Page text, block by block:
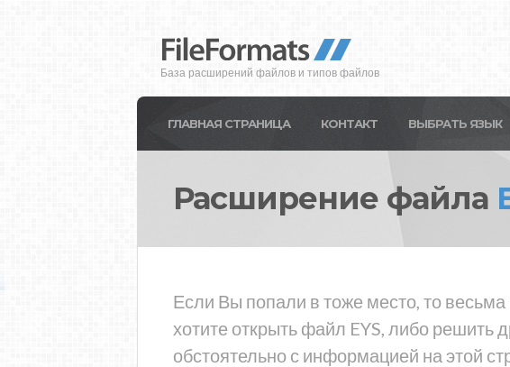
База расширений файлов и типов файлов
ГЛАВНАЯ СТРАНИЦА КОНТАКТ ВЫБРАТЬ ЯЗЫК
Расширение файла
Если Вы попали в тоже место, то
хотите открыть файл EYS, либо решить
обстоятельно с информацией на этой